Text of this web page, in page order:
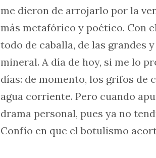
me dieron de arrojarlo por la
más metafórico y poético. Con
todo de caballa, de las grandes
mineral. A día de hoy, si me lo
días: de momento, los grifos de
agua corriente. Pero cuando
drama personal, pues ya no
Confío en que el botulismo